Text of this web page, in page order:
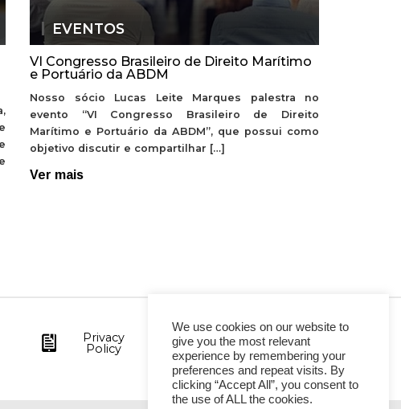
EVENTOS
VI Congresso Brasileiro de Direito Marítimo
e Portuário da ABDM
Nosso sócio Lucas Leite Marques palestra no
evento “VI Congresso Brasileiro de Direito
Marítimo e Portuário da ABDM”, que possui como
objetivo discutir e compartilhar […]
Ver mais
Privacy
Policy
We use cookies on our website to
give you the most relevant
experience by remembering your
preferences and repeat visits. By
clicking “Accept All”, you consent to
the use of ALL the cookies.